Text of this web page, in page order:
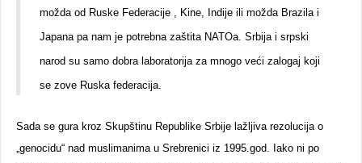
možda od Ruske Federacije , Kine, Indije ili možda Brazila i
Japana pa nam je potrebna zaštita NATOa. Srbija i srpski
narod su samo dobra laboratorija za mnogo veći zalogaj koji
se zove Ruska federacija.
Sada se gura kroz Skupštinu Republike Srbije lažljiva rezolucija o
„genocidu“ nad muslimanima u Srebrenici iz 1995.god. Iako ni po